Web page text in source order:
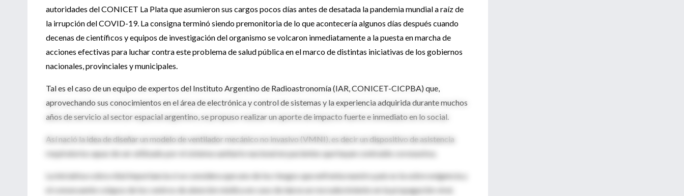
autoridades del CONICET La Plata que asumieron sus cargos pocos días antes de desatada la pandemia mundial a raíz de
la irrupción del COVID-19. La consigna terminó siendo premonitoria de lo que acontecería algunos días después cuando
decenas de científicos y equipos de investigación del organismo se volcaron inmediatamente a la puesta en marcha de
acciones efectivas para luchar contra este problema de salud pública en el marco de distintas iniciativas de los gobiernos
nacionales, provinciales y municipales.
Tal es el caso de un equipo de expertos del Instituto Argentino de Radioastronomía (IAR, CONICET-CICPBA) que,
aprovechando sus conocimientos en el área de electrónica y control de sistemas y la experiencia adquirida durante muchos
años de servicio al sector espacial argentino, se propuso realizar un aporte de impacto fuerte e inmediato en lo social.
Así nació la idea de diseñar un modelo de ventilador mecánico no invasivo (VMNI), es decir un dispositivo de asistencia
respiratoria capaz de ser utilizado por el sistema sanitario nacional en pacientes que hayan contraído coronavirus.
La iniciativa cobra vital importancia si se considera que uno de los riesgos que enfrenta nuestro país es la sobre exigencia y
el consecuente colapso de los centros de atención médica en caso de darse un recrudecimiento en la propagación viral,